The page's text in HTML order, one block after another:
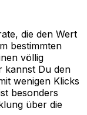
die den Wert
bestimmten
völlig
kannst Du den
wenigen Klicks
besonders
über die